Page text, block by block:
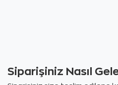
Siparişiniz Nasıl